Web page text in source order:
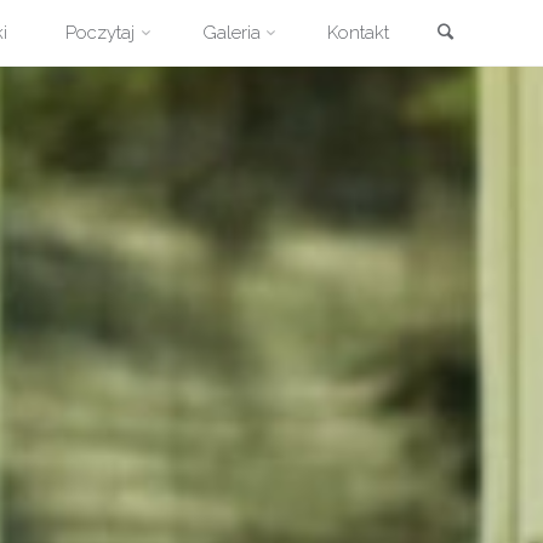
Poczytaj Galeria Kontakt